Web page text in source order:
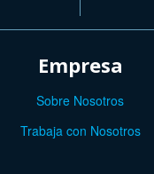
Empresa
Sobre Nosotros
Trabaja con Nosotros